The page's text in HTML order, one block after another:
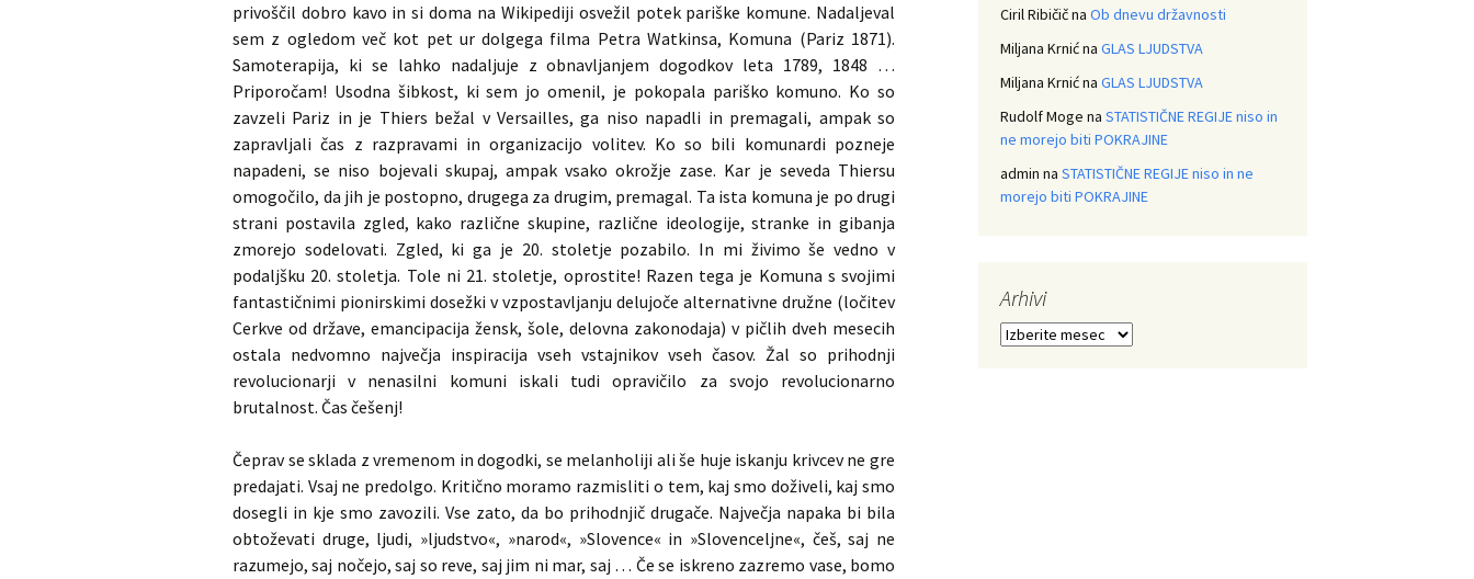
privoščil dobro kavo in si doma na Wikipediji osvežil potek pariške komune. Nadaljeval
sem z ogledom več kot pet ur dolgega filma Petra Watkinsa, Komuna (Pariz 1871).
Samoterapija, ki se lahko nadaljuje z obnavljanjem dogodkov leta 1789, 1848 …
Priporočam! Usodna šibkost, ki sem jo omenil, je pokopala pariško komuno. Ko so
zavzeli Pariz in je Thiers bežal v Versailles, ga niso napadli in premagali, ampak so
zapravljali čas z razpravami in organizacijo volitev. Ko so bili komunardi pozneje
napadeni, se niso bojevali skupaj, ampak vsako okrožje zase. Kar je seveda Thiersu
omogočilo, da jih je postopno, drugega za drugim, premagal. Ta ista komuna je po drugi
strani postavila zgled, kako različne skupine, različne ideologije, stranke in gibanja
zmorejo sodelovati. Zgled, ki ga je 20. stoletje pozabilo. In mi živimo še vedno v
podaljšku 20. stoletja. Tole ni 21. stoletje, oprostite! Razen tega je Komuna s svojimi
fantastičnimi pionirskimi dosežki v vzpostavljanju delujoče alternativne družne (ločitev
Cerkve od države, emancipacija žensk, šole, delovna zakonodaja) v pičlih dveh mesecih
ostala nedvomno največja inspiracija vseh vstajnikov vseh časov. Žal so prihodnji
revolucionarji v nenasilni komuni iskali tudi opravičilo za svojo revolucionarno
brutalnost. Čas češenj!
Čeprav se sklada z vremenom in dogodki, se melanholiji ali še huje iskanju krivcev ne gre
predajati. Vsaj ne predolgo. Kritično moramo razmisliti o tem, kaj smo doživeli, kaj smo
dosegli in kje smo zavozili. Vse zato, da bo prihodnjič drugače. Največja napaka bi bila
obtoževati druge, ljudi, »ljudstvo«, »narod«, »Slovence« in »Slovenceljne«, češ, saj ne
razumejo, saj nočejo, saj so reve, saj jim ni mar, saj … Če se iskreno zazremo vase, bomo
Ciril Ribičična Ob dnevu državnosti
Miljana Krnićna GLAS LJUDSTVA
Miljana Krnićna GLAS LJUDSTVA
Rudolf Moge na STATISTIČNE REGIJE niso in
ne morejo biti POKRAJINE
admin na STATISTIČNE REGIJE niso in ne
morejo biti POKRAJINE
Arhivi
Arhivi